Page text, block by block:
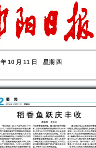
年 10 月 11 日 星期 四